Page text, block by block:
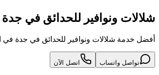
شلالات ونوافير للحدائق في جدة
أفضل خدمة شلالات ونوافير للحدائق في جدة في
تواصل واتساب اتصل الآن